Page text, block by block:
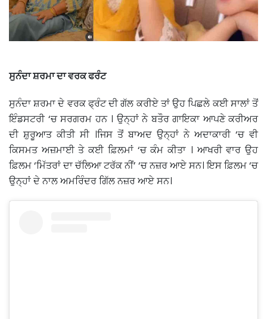
ਸੁਨੰਦਾ ਸ਼ਰਮਾ ਦਾ ਵਰਕ ਫਰੰਟ
ਸੁਨੰਦਾ ਸ਼ਰਮਾ ਦੇ ਵਰਕ ਫ੍ਰੰਟ ਦੀ ਗੱਲ ਕਰੀਏ ਤਾਂ ਉਹ ਪਿਛਲੇ ਕਈ ਸਾਲਾਂ ਤੋਂ
ਇੰਡਸਟਰੀ ‘ਚ ਸਰਗਰਮ ਹਨ । ਉਨ੍ਹਾਂ ਨੇ ਬਤੌਰ ਗਾਇਕਾ ਆਪਣੇ ਕਰੀਅਰ
ਦੀ ਸ਼ੁਰੂਆਤ ਕੀਤੀ ਸੀ ।ਜਿਸ ਤੋਂ ਬਾਅਦ ਉਨ੍ਹਾਂ ਨੇ ਅਦਾਕਾਰੀ ‘ਚ ਵੀ
ਕਿਸਮਤ ਅਜ਼ਮਾਈ ਤੇ ਕਈ ਫ਼ਿਲਮਾਂ ‘ਚ ਕੰਮ ਕੀਤਾ । ਆਖਰੀ ਵਾਰ ਉਹ
ਫ਼ਿਲਮ ‘ਮਿੱਤਰਾਂ ਦਾ ਚੱਲਿਆ ਟਰੱਕ ਨੀਂ’ ‘ਚ ਨਜ਼ਰ ਆਏ ਸਨ। ਇਸ ਫ਼ਿਲਮ ‘ਚ
ਉਨ੍ਹਾਂ ਦੇ ਨਾਲ ਅਮਰਿੰਦਰ ਗਿੱਲ ਨਜ਼ਰ ਆਏ ਸਨ।